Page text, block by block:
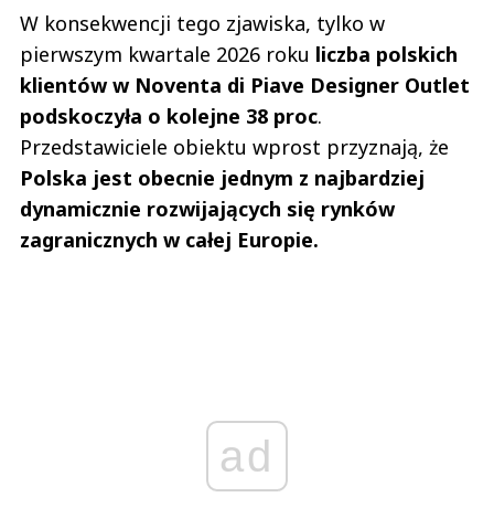
W konsekwencji tego zjawiska, tylko w
pierwszym kwartale 2026 roku liczba polskich
klientów w Noventa di Piave Designer Outlet
podskoczyła o kolejne 38 proc.
Przedstawiciele obiektu wprost przyznają, że
Polska jest obecnie jednym z najbardziej
dynamicznie rozwijających się rynków
zagranicznych w całej Europie.
ad